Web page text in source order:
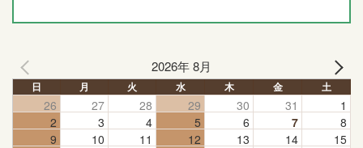
2026年 8月
日 月 火 水 木 金 土
26 27 28 29 30 31
1
2
3 4 5 6 7
8
9
10 11 12 13 14
15